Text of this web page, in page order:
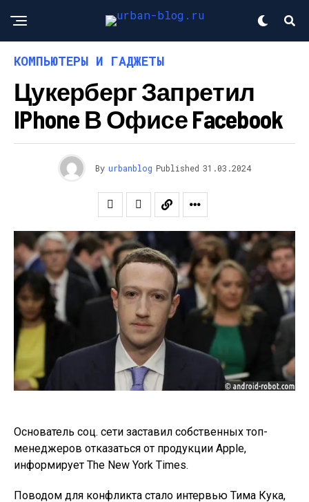
КОМПЬЮТЕРЫ И ГАДЖЕТЫ
Цукерберг Запретил
IPhone В Офисе Facebook
By urbanblog Published 31.03.2024
Основатель соц. сети заставил собственных топ-
менеджеров отказаться от продукции Apple,
информирует The New York Times.
Поводом для конфликта стало интервью Тима Кука,